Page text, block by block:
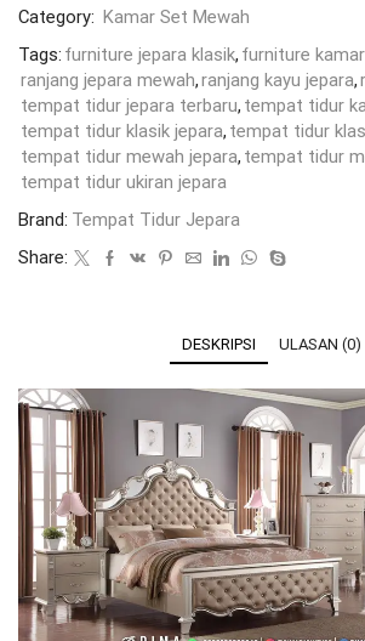
Category: Kamar Set Mewah
Tags: furniture jepara klasik, furniture
ranjang jepara mewah,ranjang kayu jepara,
tempat tidur jepara terbaru, tempat tidur
tempat tidur klasik jepara, tempat tidur
tempat tidur mewah jepara, tempat tidur
tempat tidur ukiran jepara
Brand: Tempat Tidur Jepara
Share:
DESKRIPSI ULASAN (0)